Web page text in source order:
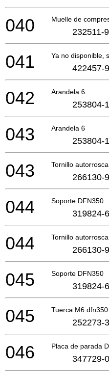
Muelle de
040 232511-9
Ya no disponible,
041 422457-9
Arandela 6
042 253804-1
Arandela 6
043 253804-1
Tornillo
043 266130-9
Soporte DFN350
044 319824-6
Tornillo
044 266130-9
Soporte DFN350
045 319824-6
Tuerca M6 dfn350
045 252273-3
Placa de parada
046 347729-0